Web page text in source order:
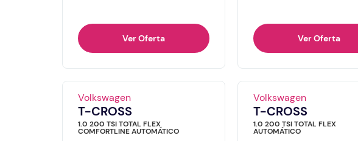
Ver Oferta Ver Oferta
Volkswagen
T-CROSS
1.0 200 TSI TOTAL FLEX
COMFORTLINE AUTOMÁTICO
Volkswagen
T-CROSS
1.0 200 TSI TOTAL FLEX
AUTOMÁTICO